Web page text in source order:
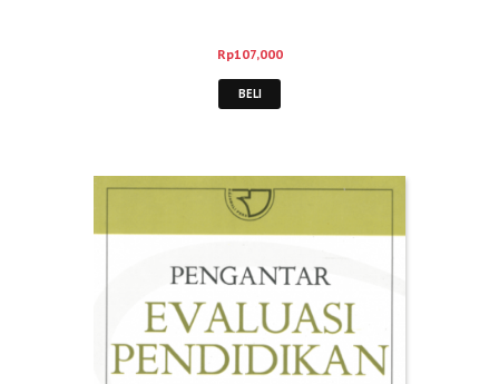
Rp107,000
BELI